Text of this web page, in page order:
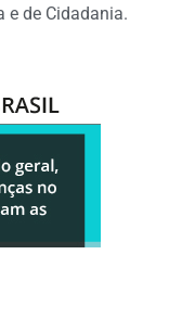
e de Cidadania.